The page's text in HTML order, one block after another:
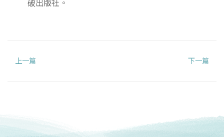
破出版社。
上一篇 下一篇